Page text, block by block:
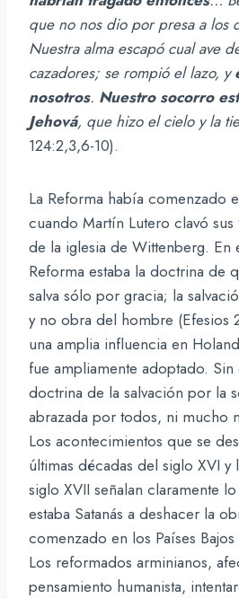
que no nos dio por presa a los
Nuestra alma escapó cual ave
cazadores; se rompió el lazo, y
nosotros. Nuestro socorro
Jehová, que hizo el cielo y la
124:2,3,6-10).
La Reforma había comenzado
cuando Martín Lutero clavó
de la iglesia de Wittenberg. En
Reforma estaba la doctrina de
salva sólo por gracia; la
y no obra del hombre (Efesios
una amplia influencia en
fue ampliamente adoptado. Sin
doctrina de la salvación por la
abrazada por todos, ni mucho
Los acontecimientos que se
últimas décadas del siglo XVI
siglo XVII señalan claramente
estaba Satanás a deshacer la
comenzado en los Países
Los reformados arminianos,
pensamiento humanista,